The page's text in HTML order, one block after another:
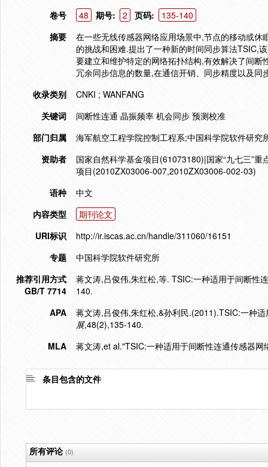
卷号
48 期号: 2 页码:
135-140
摘要
在一些无线传感器网络应用场景中,节点的移动或
的挑战和困难.提出了一种新的时间同步算法TSIC,
要建立和维护特定的网络拓扑结构,有效解决了间
冗余同步信息的数量,在通信开销、同步精度以及同
收录类别
CNKI ; WANFANG
关键词
间断性连通 晶振频率 机会同步 预测校准
部门归属
海军航空工程学院控制工程系;中国科学院软件研究
资助者
国家自然科学基金项目(61073180)|国家“九七三”
项目(2010ZX03006-007,2010ZX03006-002-03)
语种
中文
内容类型
期刊论文
URI标识
http://ir.iscas.ac.cn/handle/311060/16151
专题
中国科学院软件研究所
推荐引用方式
GB/T 7714
蒋文涛,吕俊伟,朱红松,等. TSIC:一种适用于间断性
140.
APA
蒋文涛,吕俊伟,朱红松,&孙利民.(2011).TSIC:一种
展,48(2),135-140.
MLA
蒋文涛,et al."TSIC:一种适用于间断性连通传感器网
条目包含的文件
所有评论(0)